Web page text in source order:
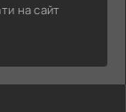
на сайт